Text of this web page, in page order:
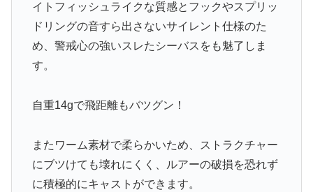
イトフィッシュライクな質感とフックやスプリッ
ドリングの音すら出さないサイレント仕様のた
め、警戒心の強いスレたシーバスをも魅了しま
す。
自重14gで飛距離もバツグン！
またワーム素材で柔らかいため、ストラクチャー
にブツけても壊れにくく、ルアーの破損を恐れず
に積極的にキャストができます。